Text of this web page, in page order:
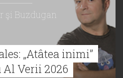
şi Buzdugan
„Atâtea inimi”
Verii 2026